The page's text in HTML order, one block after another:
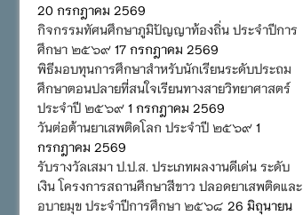
20 กรกฎาคม 2569
กิจกรรมทัศนศึกษาภูมิปัญญาท้องถิ่น ประจำปีการ
ศึกษา ๒๕๖๙ 17 กรกฎาคม 2569
พิธีมอบทุนการศึกษาสำหรับนักเรียนระดับประถม
ศึกษาตอนปลายที่สนใจเรียนทางสายวิทยาศาสตร์
ประจำปี ๒๕๖๙ 1 กรกฎาคม 2569
วันต่อต้านยาเสพติดโลก ประจำปี ๒๕๖๙ 1
กรกฎาคม 2569
รับรางวัลเสมา ป.ป.ส. ประเภทผลงานดีเด่น ระดับ
เงิน โครงการสถานศึกษาสีขาว ปลอดยาเสพติดและ
อบายมุข ประจำปีการศึกษา ๒๕๖๘ 26 มิถุนายน